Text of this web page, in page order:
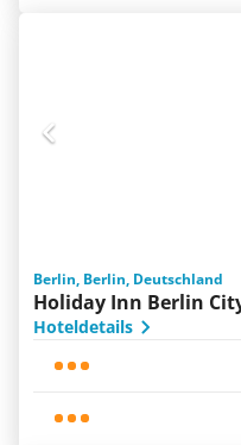
Berlin, Berlin, Deutschland
Holiday Inn Berlin
Hoteldetails